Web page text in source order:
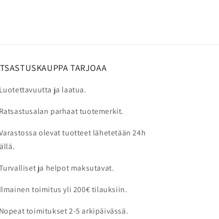
sisäpehmusteet voidaan pestä
valmistajan ohjeiden mukaan. Älä
liuottimia, sillä ne voivat vahingoittaa
TARJOAA
ja laatua.
parhaat tuotemerkit.
olevat tuotteet lähetetään 24h
ja helpot maksutavat.
toimitus yli 200€ tilauksiin.
toimitukset 2-5 arkipäivässä.